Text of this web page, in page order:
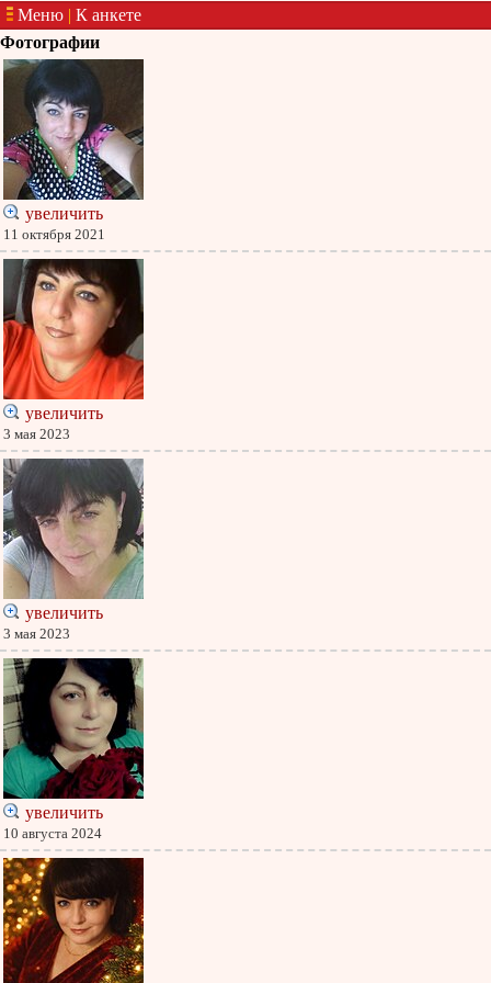
Меню | К анкете
Фотографии
увеличить
11 октября 2021
увеличить
3 мая 2023
увеличить
3 мая 2023
увеличить
10 августа 2024